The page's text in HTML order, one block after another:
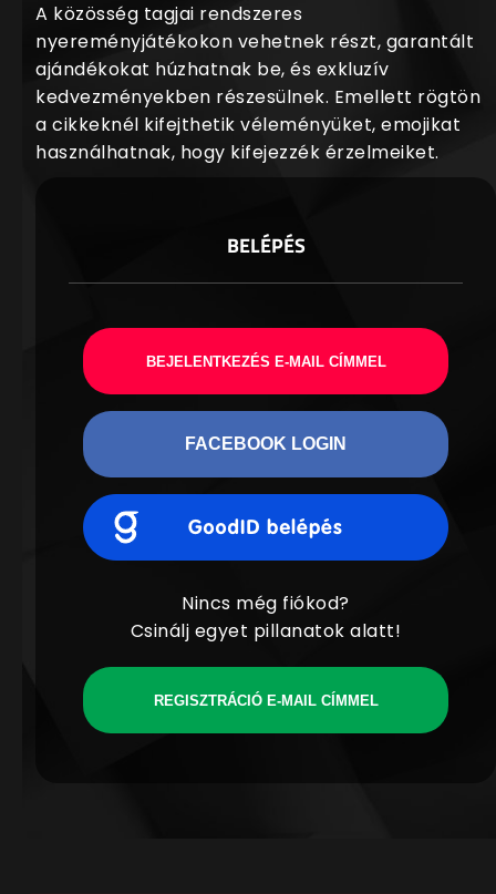
A közösség tagjai rendszeres
nyereményjátékokon vehetnek részt, garantált
ajándékokat húzhatnak be, és exkluzív
kedvezményekben részesülnek. Emellett rögtön
a cikkeknél kifejthetik véleményüket, emojikat
használhatnak, hogy kifejezzék érzelmeiket.
BELÉPÉS
BEJELENTKEZÉS E-MAIL CÍMMEL
FACEBOOK LOGIN
Nincs még fiókod?
Csinálj egyet pillanatok alatt!
REGISZTRÁCIÓ E-MAIL CÍMMEL